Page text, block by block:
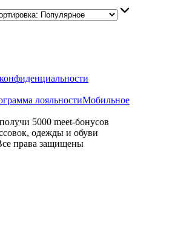
лояльностиМобильное
5000 meet-бонусов
одежды и обуви
права защищены